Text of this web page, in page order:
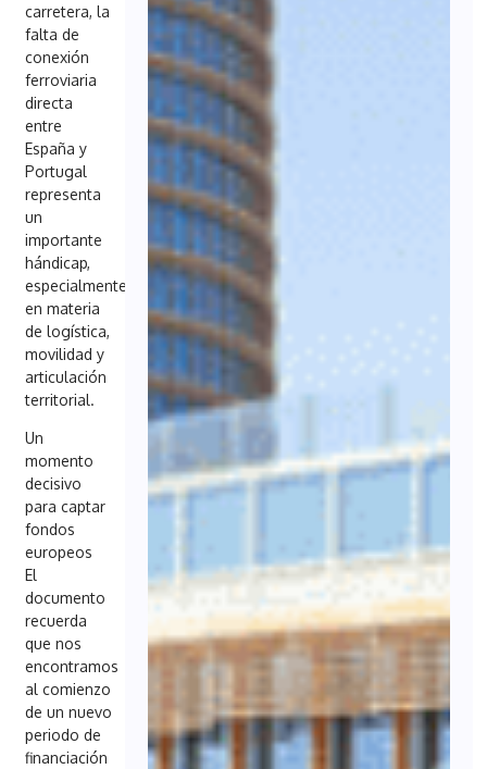
carretera, la
falta de
conexión
ferroviaria
directa
entre
España y
Portugal
representa
un
importante
hándicap,
especialmente
en materia
de logística,
movilidad y
articulación
territorial.
Un
momento
decisivo
para captar
fondos
europeos
El
documento
recuerda
que nos
encontramos
al comienzo
de un nuevo
periodo de
financiación